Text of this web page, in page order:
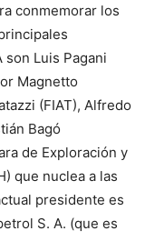
conmemorar los
Luis Pagani
Magnetto
(FIAT), Alfredo
Bagó
de Exploración y
que nuclea a las
presidente es
S. A. (que es